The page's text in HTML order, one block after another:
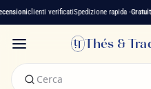
clienti verificatiSpedizione rapida -Gratuita
Thés &